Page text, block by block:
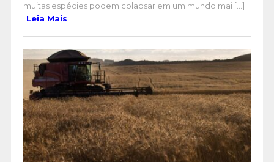
muitas espécies podem colapsar em um mundo mai [...]
Leia Mais